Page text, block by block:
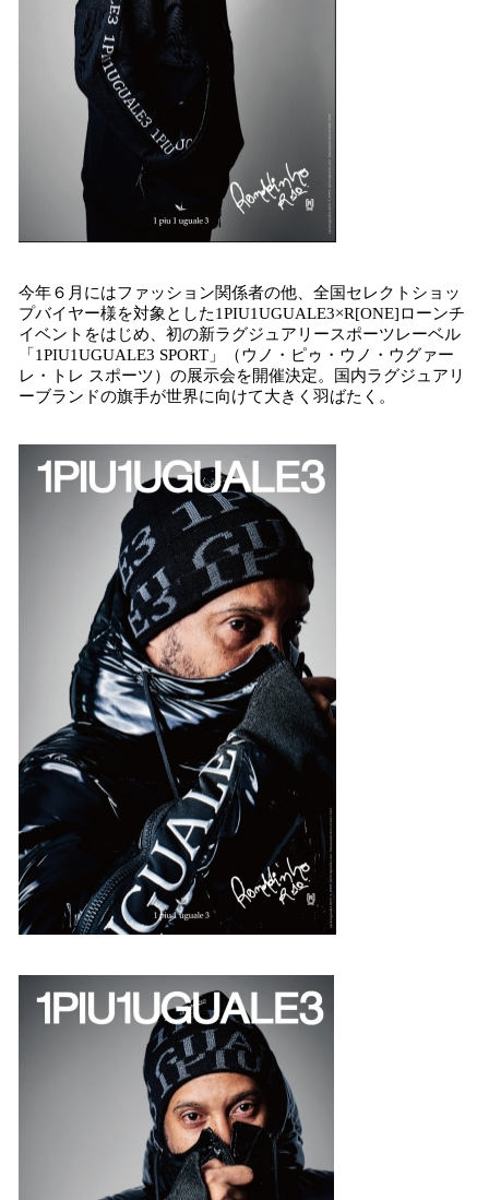
今年６月にはファッション関係者の他、全国セレクトショッ
プバイヤー様を対象とした1PIU1UGUALE3×R[ONE]ローンチ
イベントをはじめ、初の新ラグジュアリースポーツレーベル
「1PIU1UGUALE3 SPORT」（ウノ・ピゥ・ウノ・ウグァー
レ・トレ スポーツ）の展示会を開催決定。国内ラグジュアリ
ーブランドの旗手が世界に向けて大きく羽ばたく。